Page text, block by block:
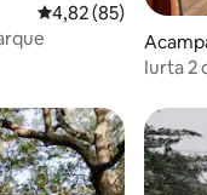
4,82 de uma
4,82 (85)
s
Iurta 2